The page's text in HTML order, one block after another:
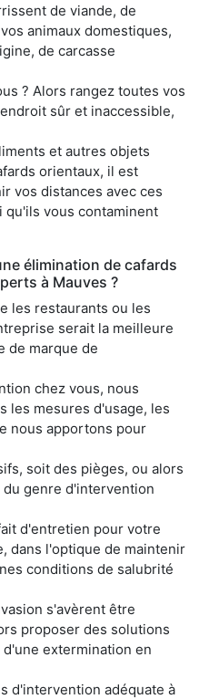
de viande, de
animaux domestiques,
de carcasse
? Alors rangez toutes vos
sûr et inaccessible,
et autres objets
orientaux, il est
vos distances avec ces
qu'ils vous contaminent
élimination de cafards
à Mauves ?
les restaurants ou les
serait la meilleure
de marque de
chez vous, nous
les mesures d'usage, les
nous apportons pour
soit des pièges, ou alors
genre d'intervention
d'entretien pour votre
dans l'optique de maintenir
conditions de salubrité
s'avèrent être
proposer des solutions
extermination en
d'intervention adéquate à